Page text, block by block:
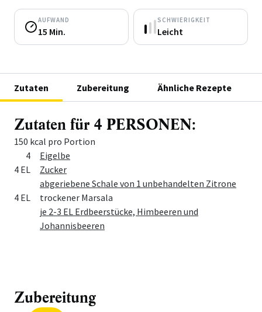
AUFWAND
15 Min.
SCHWIERIGKEIT
Leicht
Zutaten Zubereitung Ähnliche Rezepte
Zutaten für 4 PERSONEN:
150 kcal pro Portion
Menge Zutat
4
Eigelbe
4 EL
Zucker
abgeriebene Schale von 1 unbehandelten Zitrone
4 EL
trockener Marsala
je 2-3 EL Erdbeerstücke, Himbeeren und
Johannisbeeren
Zubereitung